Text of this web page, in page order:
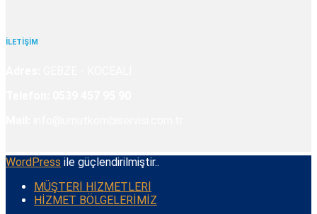
İLETİŞİM
WordPress ile güçlendirilmiştir..
MÜŞTERİ HİZMETLERİ
HİZMET BÖLGELERİMİZ